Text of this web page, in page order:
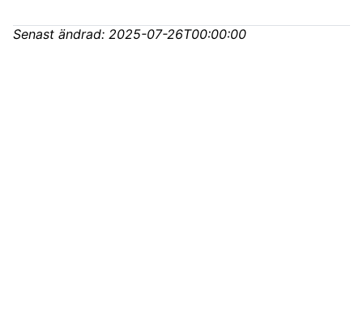
Senast ändrad: 2025-07-26T00:00:00